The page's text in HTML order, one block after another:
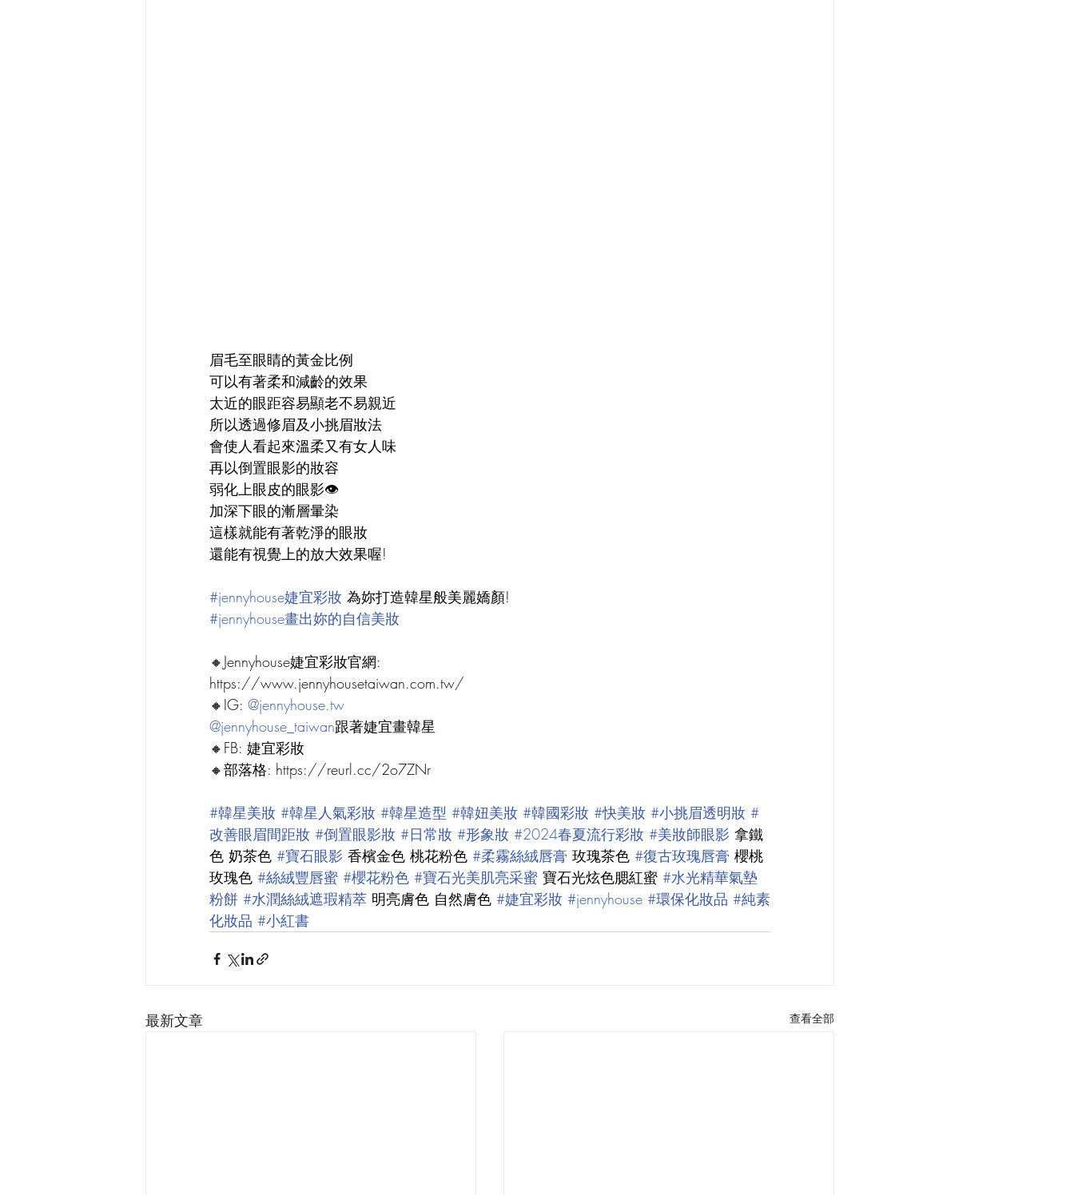
眉毛至眼睛的黃金比例
可以有著柔和減齡的效果
太近的眼距容易顯老不易親近
所以透過修眉及小挑眉妝法
會使人看起來溫柔又有女人味
再以倒置眼影的妝容
弱化上眼皮的眼影👁️
加深下眼的漸層暈染
這樣就能有著乾淨的眼妝
還能有視覺上的放大效果喔!
#jennyhouse婕宜彩妝 為妳打造韓星般美麗嬌顏!
#jennyhouse畫出妳的自信美妝
🔸Jennyhouse婕宜彩妝官網:
https://www.jennyhousetaiwan.com.tw/
🔸IG: @jennyhouse.tw
@jennyhouse_taiwan跟著婕宜畫韓星
🔸FB: 婕宜彩妝
🔸部落格: https://reurl.cc/2o7ZNr
#韓星美妝 #韓星人氣彩妝 #韓星造型 #韓妞美妝 #韓國彩妝 #快美妝 #小挑眉透明妝 #
改善眼眉間距妝 #倒置眼影妝 #日常妝 #形象妝 #2024春夏流行彩妝 #美妝師眼影 拿鐵
色 奶茶色 #寶石眼影 香檳金色 桃花粉色 #柔霧絲絨唇膏 玫瑰茶色 #復古玫瑰唇膏 櫻桃
玫瑰色 #絲絨豐唇蜜 #櫻花粉色 #寶石光美肌亮采蜜 寶石光炫色腮紅蜜 #水光精華氣墊
粉餅 #水潤絲絨遮瑕精萃 明亮膚色 自然膚色 #婕宜彩妝 #jennyhouse #環保化妝品 #純素
化妝品 #小紅書
最新文章 查看全部